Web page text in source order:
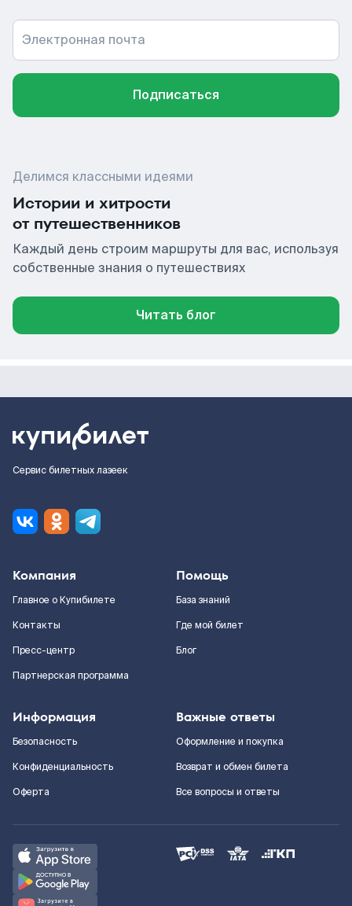
Электронная почта
Подписаться
Делимся классными идеями
Истории и хитрости
от путешественников
Каждый день строим маршруты для вас, используя
собственные знания о путешествиях
Читать блог
Сервис билетных лазеек
Компания
Главное о Купибилете
Контакты
Пресс-центр
Партнерская программа
Помощь
База знаний
Где мой билет
Блог
Информация
Безопасность
Конфиденциальность
Оферта
Важные ответы
Оформление и покупка
Возврат и обмен билета
Все вопросы и ответы